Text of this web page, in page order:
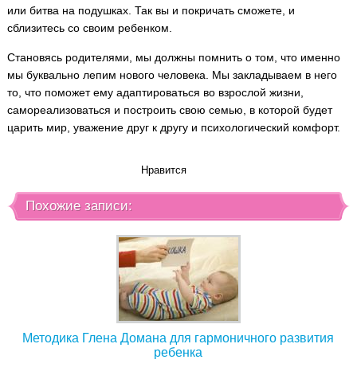
или битва на подушках. Так вы и покричать сможете, и
сблизитесь со своим ребенком.
Становясь родителями, мы должны помнить о том, что именно
мы буквально лепим нового человека. Мы закладываем в него
то, что поможет ему адаптироваться во взрослой жизни,
самореализоваться и построить свою семью, в которой будет
царить мир, уважение друг к другу и психологический комфорт.
Нравится
Похожие записи:
Методика Глена Домана для гармоничного развития
ребенка